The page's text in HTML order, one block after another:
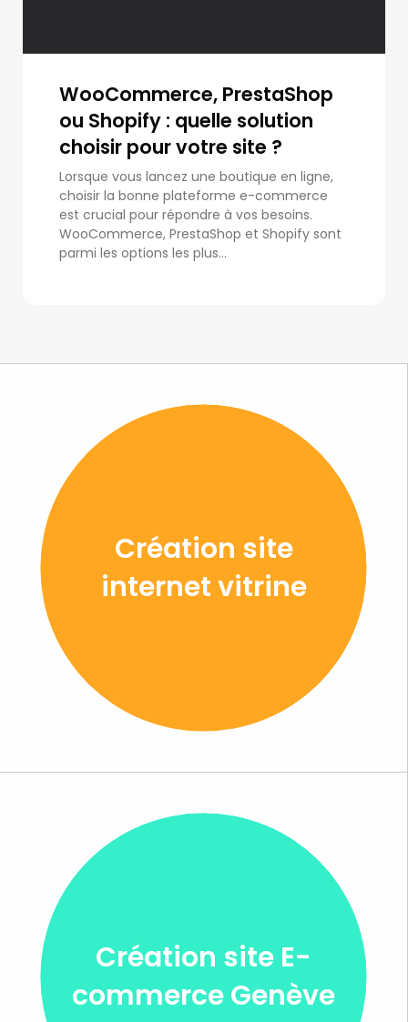
WooCommerce, PrestaShop
ou Shopify : quelle solution
choisir pour votre site ?
Lorsque vous lancez une boutique en ligne,
choisir la bonne plateforme e-commerce
est crucial pour répondre à vos besoins.
WooCommerce, PrestaShop et Shopify sont
parmi les options les plus...
Création site
internet vitrine
Création site E-
commerce Genève